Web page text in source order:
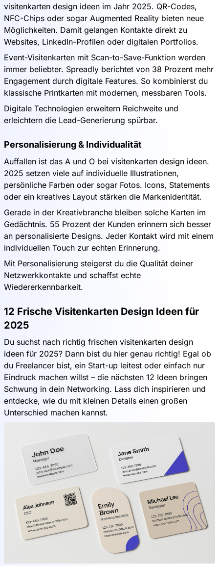
visitenkarten design ideen im Jahr 2025. QR-Codes,
NFC-Chips oder sogar Augmented Reality bieten neue
Möglichkeiten. Damit gelangen Kontakte direkt zu
Websites, LinkedIn-Profilen oder digitalen Portfolios.
Event-Visitenkarten mit Scan-to-Save-Funktion werden
immer beliebter. Spreadly berichtet von 38 Prozent mehr
Engagement durch digitale Features. So kombinierst du
klassische Printkarten mit modernen, messbaren Tools.
Digitale Technologien erweitern Reichweite und
erleichtern die Lead-Generierung spürbar.
Personalisierung & Individualität
Auffallen ist das A und O bei visitenkarten design ideen.
2025 setzen viele auf individuelle Illustrationen,
persönliche Farben oder sogar Fotos. Icons, Statements
oder ein kreatives Layout stärken die Markenidentität.
Gerade in der Kreativbranche bleiben solche Karten im
Gedächtnis. 55 Prozent der Kunden erinnern sich besser
an personalisierte Designs. Jeder Kontakt wird mit einem
individuellen Touch zur echten Erinnerung.
Mit Personalisierung steigerst du die Qualität deiner
Netzwerkkontakte und schaffst echte
Wiedererkennbarkeit.
12 Frische Visitenkarten Design Ideen für
2025
Du suchst nach richtig frischen visitenkarten design
ideen für 2025? Dann bist du hier genau richtig! Egal ob
du Freelancer bist, ein Start-up leitest oder einfach nur
Eindruck machen willst – die nächsten 12 Ideen bringen
Schwung in dein Networking. Lass dich inspirieren und
entdecke, wie du mit kleinen Details einen großen
Unterschied machen kannst.